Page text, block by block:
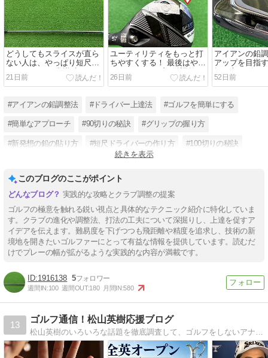
どうしてもスライスが直ら
ない人は、やっぱり短尺ド
ライバー！！ 常識破りのセ
ッティングを紹介！
21日前
ユーティリティをもっと打
ちやすくする！ 最後はやっ
ぱり鉛のテープで微調整！
26日前
アイアンの鉛
アップを目指
振り方にピッ
る調整法を紹
52日前
#アイアンの鉛調整法 #ドライバー上達法 #ゴルフを簡単にする
#簡単なアプローチ #90切りの秘訣 #グリップの握り方
#新発想の鉛の貼り方 #短尺ドライバーの作り方 #100切りの秘訣
続きを表示
このブログのここがポイント
実践的な攻略とクラブ調整の提案
ゴルフの極意を触れる鋭い視点と具体的なテクニック紹介に特化していま
す。クラブの進化や調整法、打法の工夫について深掘りし、上達を促すア
イデアを伝えます。難易度を下げつつも飛距離や精度を追求し、技術の新
境地を開きたいゴルファーにとって有益な情報を提供しています。読むだ
けでプレーの幅が拡がるような実践的な内容が満載です。
1916138 5
週間IN:100 週間OUT:180 月間IN:580
13
ゴルフ通信！松山英樹応援ブログ
松山英樹のいろいろな話題を徹底調査して、ゴルフをしないアナタにも、初心者のアナタにも、チョットだれかに話したくなるようなそんな応援ブログにしたいと思っています。